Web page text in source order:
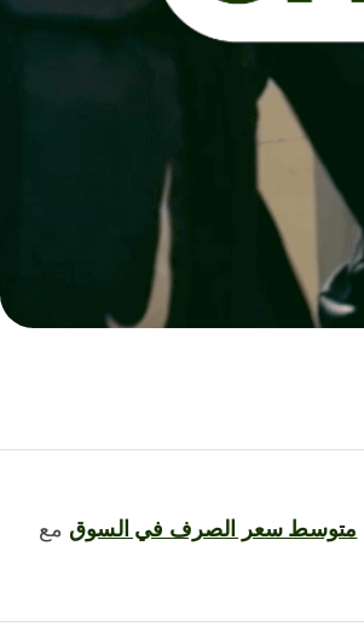
متوسط ​​سعر الصرف في السوق مع